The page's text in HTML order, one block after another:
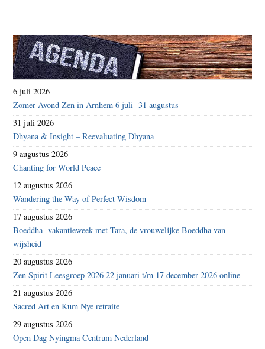
6 juli 2026
Zomer Avond Zen in Arnhem 6 juli -31 augustus
31 juli 2026
Dhyana & Insight – Reevaluating Dhyana
9 augustus 2026
Chanting for World Peace
12 augustus 2026
Wandering the Way of Perfect Wisdom
17 augustus 2026
Boeddha- vakantieweek met Tara, de vrouwelijke Boeddha van
wijsheid
20 augustus 2026
Zen Spirit Leesgroep 2026 22 januari t/m 17 december 2026 online
21 augustus 2026
Sacred Art en Kum Nye retraite
29 augustus 2026
Open Dag Nyingma Centrum Nederland